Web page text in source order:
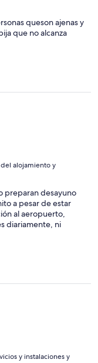
queson ajenas y
que no alcanza
alojamiento y
preparan desayuno
a pesar de estar
al aeropuerto,
diariamente, ni
y instalaciones y